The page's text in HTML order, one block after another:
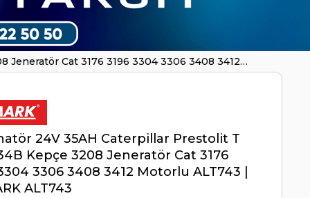
Jeneratör Cat 3176 3196 3304 3306 3408 3412
24V 35AH Caterpillar Prestolit T
Kepçe 3208 Jeneratör Cat 3176
3306 3408 3412 Motorlu ALT743 |
ALT743